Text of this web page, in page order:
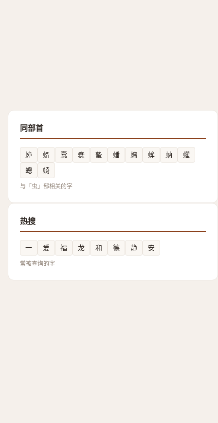
同部首
蟑 蝑 蠧 蠢 蟄 蟠 䗤 蛑 蚋
蠷
蟌
䗁
与「虫」部相关的字
热搜
一 爱 福 龙 和 德 静 安
常被查询的字